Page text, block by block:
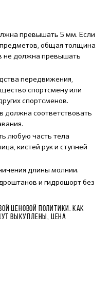
превышать 5 мм. Если
общая толщина
не должна превышать
передвижения,
спортсмену или
спортсменов.
должна соответствовать
любую часть тела
кистей рук и ступней
длины молнии.
и гидрошорт без
ЦЕНОВОЙ ПОЛИТИКИ. КАК
ВЫКУПЛЕНЫ, ЦЕНА